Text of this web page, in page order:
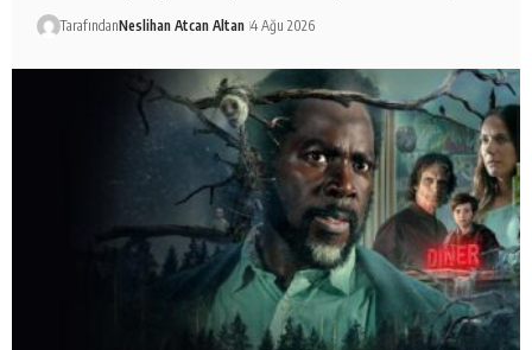
TarafındanNeslihan Atcan Altan 4 Ağu 2026